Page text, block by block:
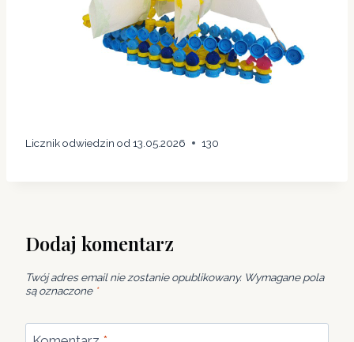
O
D
T
Y
Licznik odwiedzin od 13.05.2026 130
Dodaj komentarz
Twój adres email nie zostanie opublikowany. Wymagane pola
są oznaczone *